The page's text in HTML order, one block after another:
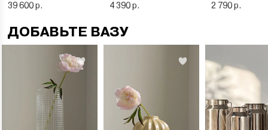
39 600 р. 4 390 р. 2 790 р.
ДОБАВЬТЕ ВАЗУ